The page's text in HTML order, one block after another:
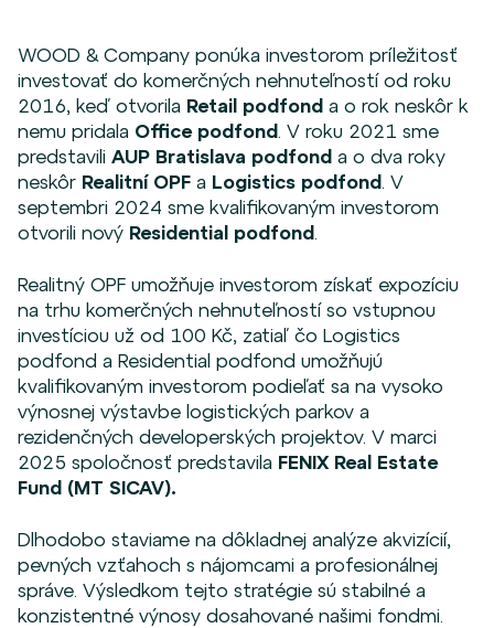
WOOD & Company ponúka investorom príležitosť
investovať do komerčných nehnuteľností od roku
2016, keď otvorila Retail podfond a o rok neskôr k
nemu pridala Office podfond. V roku 2021 sme
predstavili AUP Bratislava podfond a o dva roky
neskôr Realitní OPF a Logistics podfond. V
septembri 2024 sme kvalifikovaným investorom
otvorili nový Residential podfond.
Realitný OPF umožňuje investorom získať expozíciu
na trhu komerčných nehnuteľností so vstupnou
investíciou už od 100 Kč, zatiaľ čo Logistics
podfond a Residential podfond umožňujú
kvalifikovaným investorom podieľať sa na vysoko
výnosnej výstavbe logistických parkov a
rezidenčných developerských projektov. V marci
2025 spoločnosť predstavila FENIX Real Estate
Fund (MT SICAV).
Dlhodobo staviame na dôkladnej analýze akvizícií,
pevných vzťahoch s nájomcami a profesionálnej
správe. Výsledkom tejto stratégie sú stabilné a
konzistentné výnosy dosahované našimi fondmi.